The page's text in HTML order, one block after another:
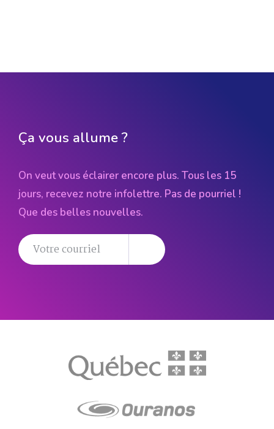
Ça vous allume ?
On veut vous éclairer encore plus. Tous les 15
jours, recevez notre infolettre. Pas de pourriel !
Que des belles nouvelles.